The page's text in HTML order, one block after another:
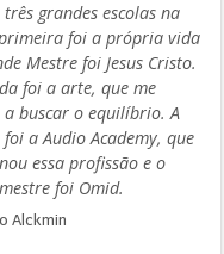
três grandes escolas na
foi a própria vida
Mestre foi Jesus Cristo.
foi a arte, que me
a buscar o equilíbrio. A
a Audio Academy, que
essa profissão e o
foi Omid.
Alckmin